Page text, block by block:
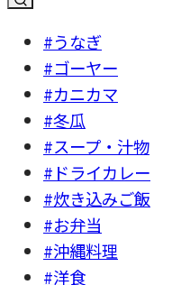
#うなぎ
#ゴーヤー
#カニカマ
#冬瓜
#スープ・汁物
#ドライカレー
#炊き込みご飯
#お弁当
#沖縄料理
#洋食